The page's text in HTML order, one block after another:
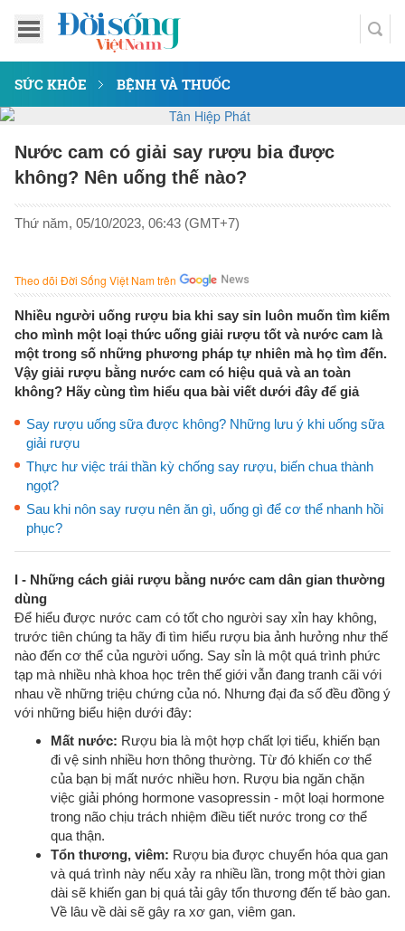
SỨC KHỎE BỆNH VÀ THUỐC
Nước cam có giải say rượu bia được
không? Nên uống thế nào?
Thứ năm, 05/10/2023, 06:43 (GMT+7)
Theo dõi Đời Sống Việt Nam trên
Nhiều người uống rượu bia khi say sỉn luôn muốn tìm kiếm
cho mình một loại thức uống giải rượu tốt và nước cam là
một trong số những phương pháp tự nhiên mà họ tìm đến.
Vậy giải rượu bằng nước cam có hiệu quả và an toàn
không? Hãy cùng tìm hiểu qua bài viết dưới đây để giả
Say rượu uống sữa được không? Những lưu ý khi uống sữa
giải rượu
Thực hư việc trái thần kỳ chống say rượu, biến chua thành
ngọt?
Sau khi nôn say rượu nên ăn gì, uống gì để cơ thể nhanh hồi
phục?
I - Những cách giải rượu bằng nước cam dân gian thường
dùng
Để hiểu được nước cam có tốt cho người say xỉn hay không,
trước tiên chúng ta hãy đi tìm hiểu rượu bia ảnh hưởng như thế
nào đến cơ thể của người uống. Say sỉn là một quá trình phức
tạp mà nhiều nhà khoa học trên thế giới vẫn đang tranh cãi với
nhau về những triệu chứng của nó. Nhưng đại đa số đều đồng ý
với những biểu hiện dưới đây:
Mất nước: Rượu bia là một hợp chất lợi tiểu, khiến bạn
đi vệ sinh nhiều hơn thông thường. Từ đó khiến cơ thể
của bạn bị mất nước nhiều hơn. Rượu bia ngăn chặn
việc giải phóng hormone vasopressin - một loại hormone
trong não chịu trách nhiệm điều tiết nước trong cơ thể
qua thận.
Tổn thương, viêm: Rượu bia được chuyển hóa qua gan
và quá trình này nếu xảy ra nhiều lần, trong một thời gian
dài sẽ khiến gan bị quá tải gây tổn thương đến tế bào gan.
Về lâu về dài sẽ gây ra xơ gan, viêm gan.